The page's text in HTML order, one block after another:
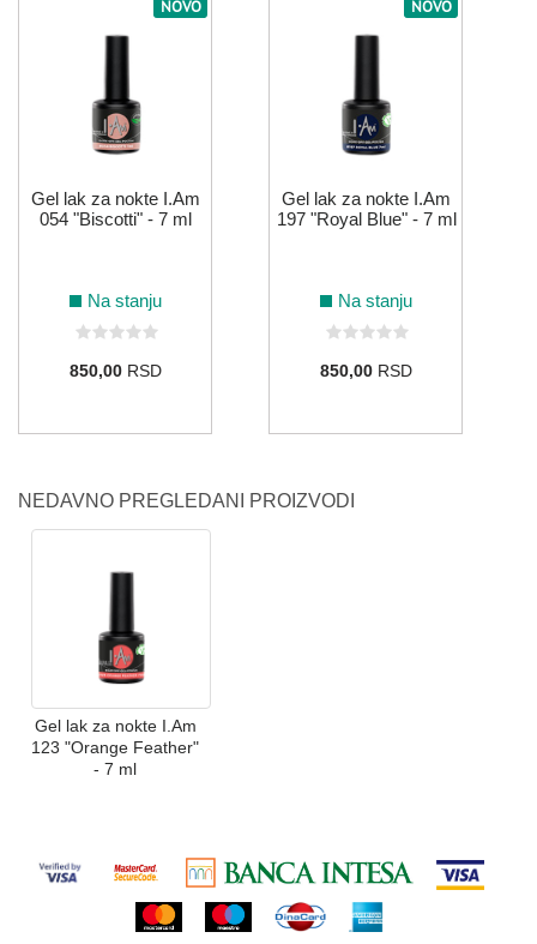
NOVO
Gel lak za nokte I.Am
054 "Biscotti" - 7 ml
Na stanju
850,00RSD
NOVO
Gel lak za nokte I.Am
197 "Royal Blue" - 7 ml
Na stanju
850,00RSD
NEDAVNO PREGLEDANI PROIZVODI
Gel lak za nokte I.Am
123 "Orange Feather"
- 7 ml